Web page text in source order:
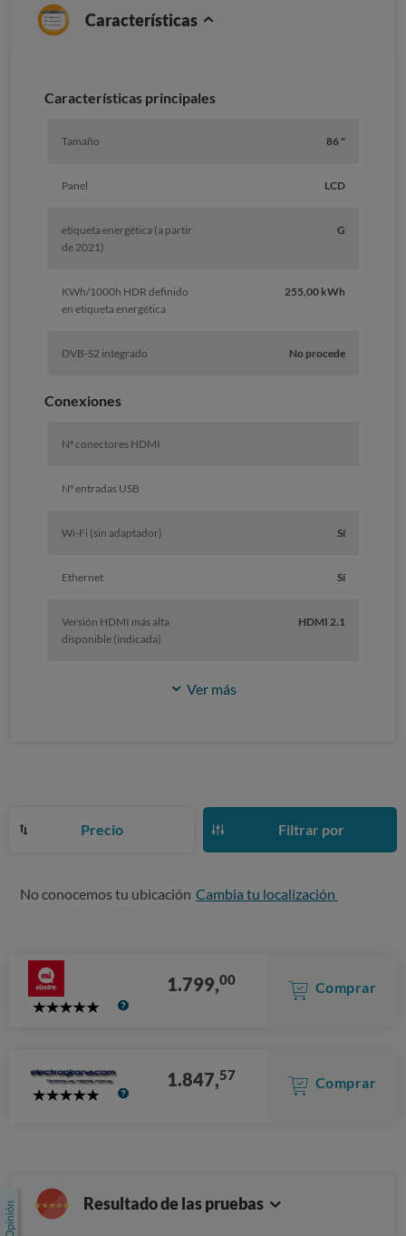
Características
Características principales
Tamaño 86 "
Panel LCD
etiqueta energética (a partir
de 2021)
G
KWh/1000h HDR definido
en etiqueta energética
255,00 kWh
DVB-S2 integrado No procede
Conexiones
Nª conectores HDMI
Nª entradas USB
Wi-Fi (sin adaptador) Sí
Ethernet Sí
Versión HDMI más alta
disponible (indicada)
HDMI 2.1
Ver más
Precio Filtrar por
No conocemos tu ubicación Cambia tu localización
5
1.799,00 Comprar
5
1.847,57 Comprar
Resultado de las pruebas